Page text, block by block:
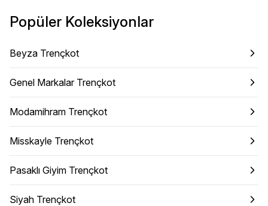
Popüler Koleksiyonlar
Beyza Trençkot
Genel Markalar Trençkot
Modamihram Trençkot
Misskayle Trençkot
Pasaklı Giyim Trençkot
Siyah Trençkot